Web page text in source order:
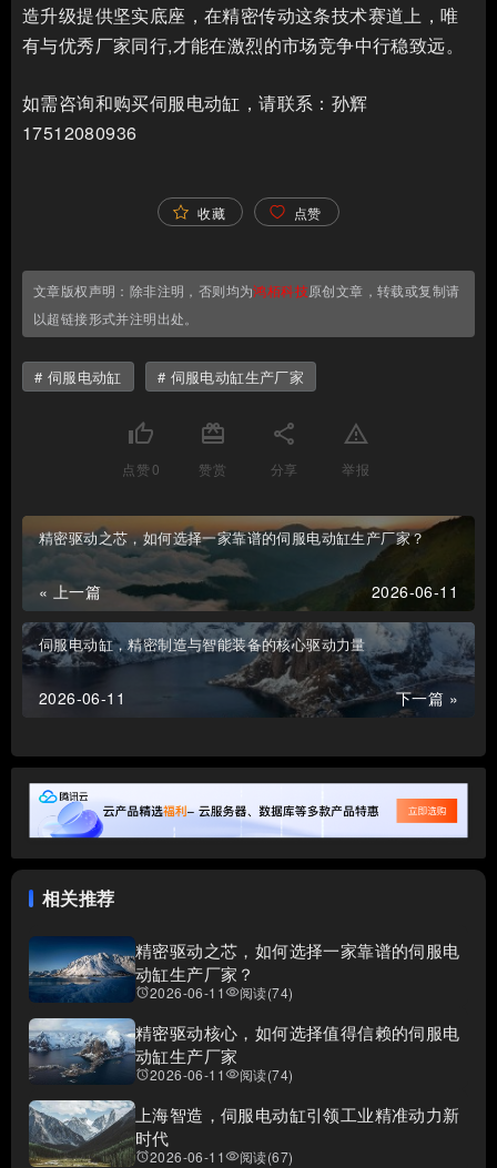
造升级提供坚实底座，在精密传动这条技术赛道上，唯
有与优秀厂家同行,才能在激烈的市场竞争中行稳致远。
如需咨询和购买伺服电动缸，请联系：孙辉
17512080936
收藏 点赞
文章版权声明：除非注明，否则均为鸿栢科技原创文章，转载或复制请
以超链接形式并注明出处。
伺服电动缸 伺服电动缸生产厂家
thumb_up
点赞0
card_giftcard
赞赏
share
分享
report_problem
举报
精密驱动之芯，如何选择一家靠谱的伺服电动缸生产厂家？
« 上一篇 2026-06-11
伺服电动缸，精密制造与智能装备的核心驱动力量
下一篇 »
2026-06-11
相关推荐
精密驱动之芯，如何选择一家靠谱的伺服电
动缸生产厂家？
access_alarms2026-06-11visibility阅读(74)
精密驱动核心，如何选择值得信赖的伺服电
动缸生产厂家
access_alarms2026-06-11visibility阅读(74)
上海智造，伺服电动缸引领工业精准动力新
时代
access_alarms2026-06-11visibility阅读(67)